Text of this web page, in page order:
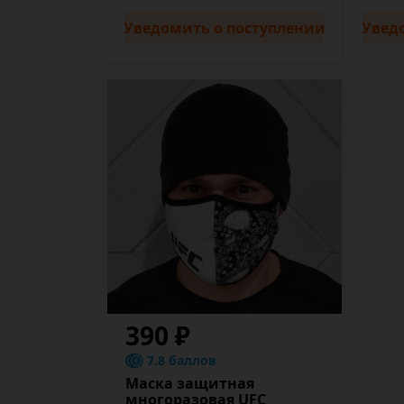
Уведомить о поступлении
390 ₽
7.8 баллов
Маска защитная
многоразовая UFC